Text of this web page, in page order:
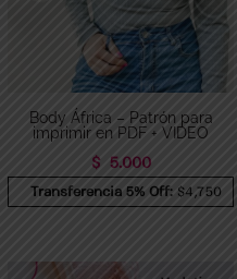
Body África – Patrón para
imprimir en PDF + VIDEO
$ 5.000
Transferencia 5% Off: $4,750